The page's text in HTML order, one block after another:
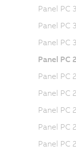
Panel PC
Panel PC
Panel PC
Panel PC
Panel PC
Panel PC
Panel PC
Panel PC
Panel PC